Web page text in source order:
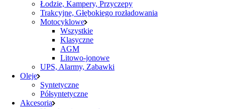
Łodzie, Kampery, Przyczepy
Trakcyjne, Głębokiego rozładowania
Motocyklowe
Wszystkie
Klasyczne
AGM
Litowo-jonowe
UPS, Alarmy, Zabawki
Oleje
Syntetyczne
Półsyntetyczne
Akcesoria